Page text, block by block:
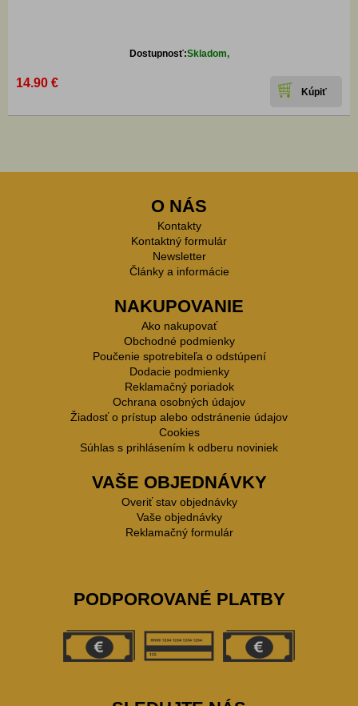
Dostupnosť:Skladom,
14.90 €
O NÁS
Kontakty
Kontaktný formulár
Newsletter
Články a informácie
NAKUPOVANIE
Ako nakupovať
Obchodné podmienky
Poučenie spotrebiteľa o odstúpení
Dodacie podmienky
Reklamačný poriadok
Ochrana osobných údajov
Žiadosť o prístup alebo odstránenie údajov
Cookies
Súhlas s prihlásením k odberu noviniek
VAŠE OBJEDNÁVKY
Overiť stav objednávky
Vaše objednávky
Reklamačný formulár
PODPOROVANÉ PLATBY